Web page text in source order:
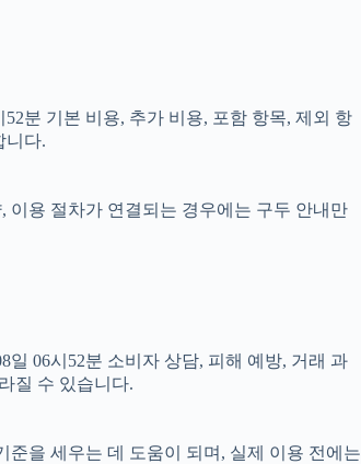
분 기본 비용, 추가 비용, 포함 항목, 제외 항
니다.
이용 절차가 연결되는 경우에는 구두 안내만
일 06시52분 소비자 상담, 피해 예방, 거래 과
질 수 있습니다.
준을 세우는 데 도움이 되며, 실제 이용 전에는